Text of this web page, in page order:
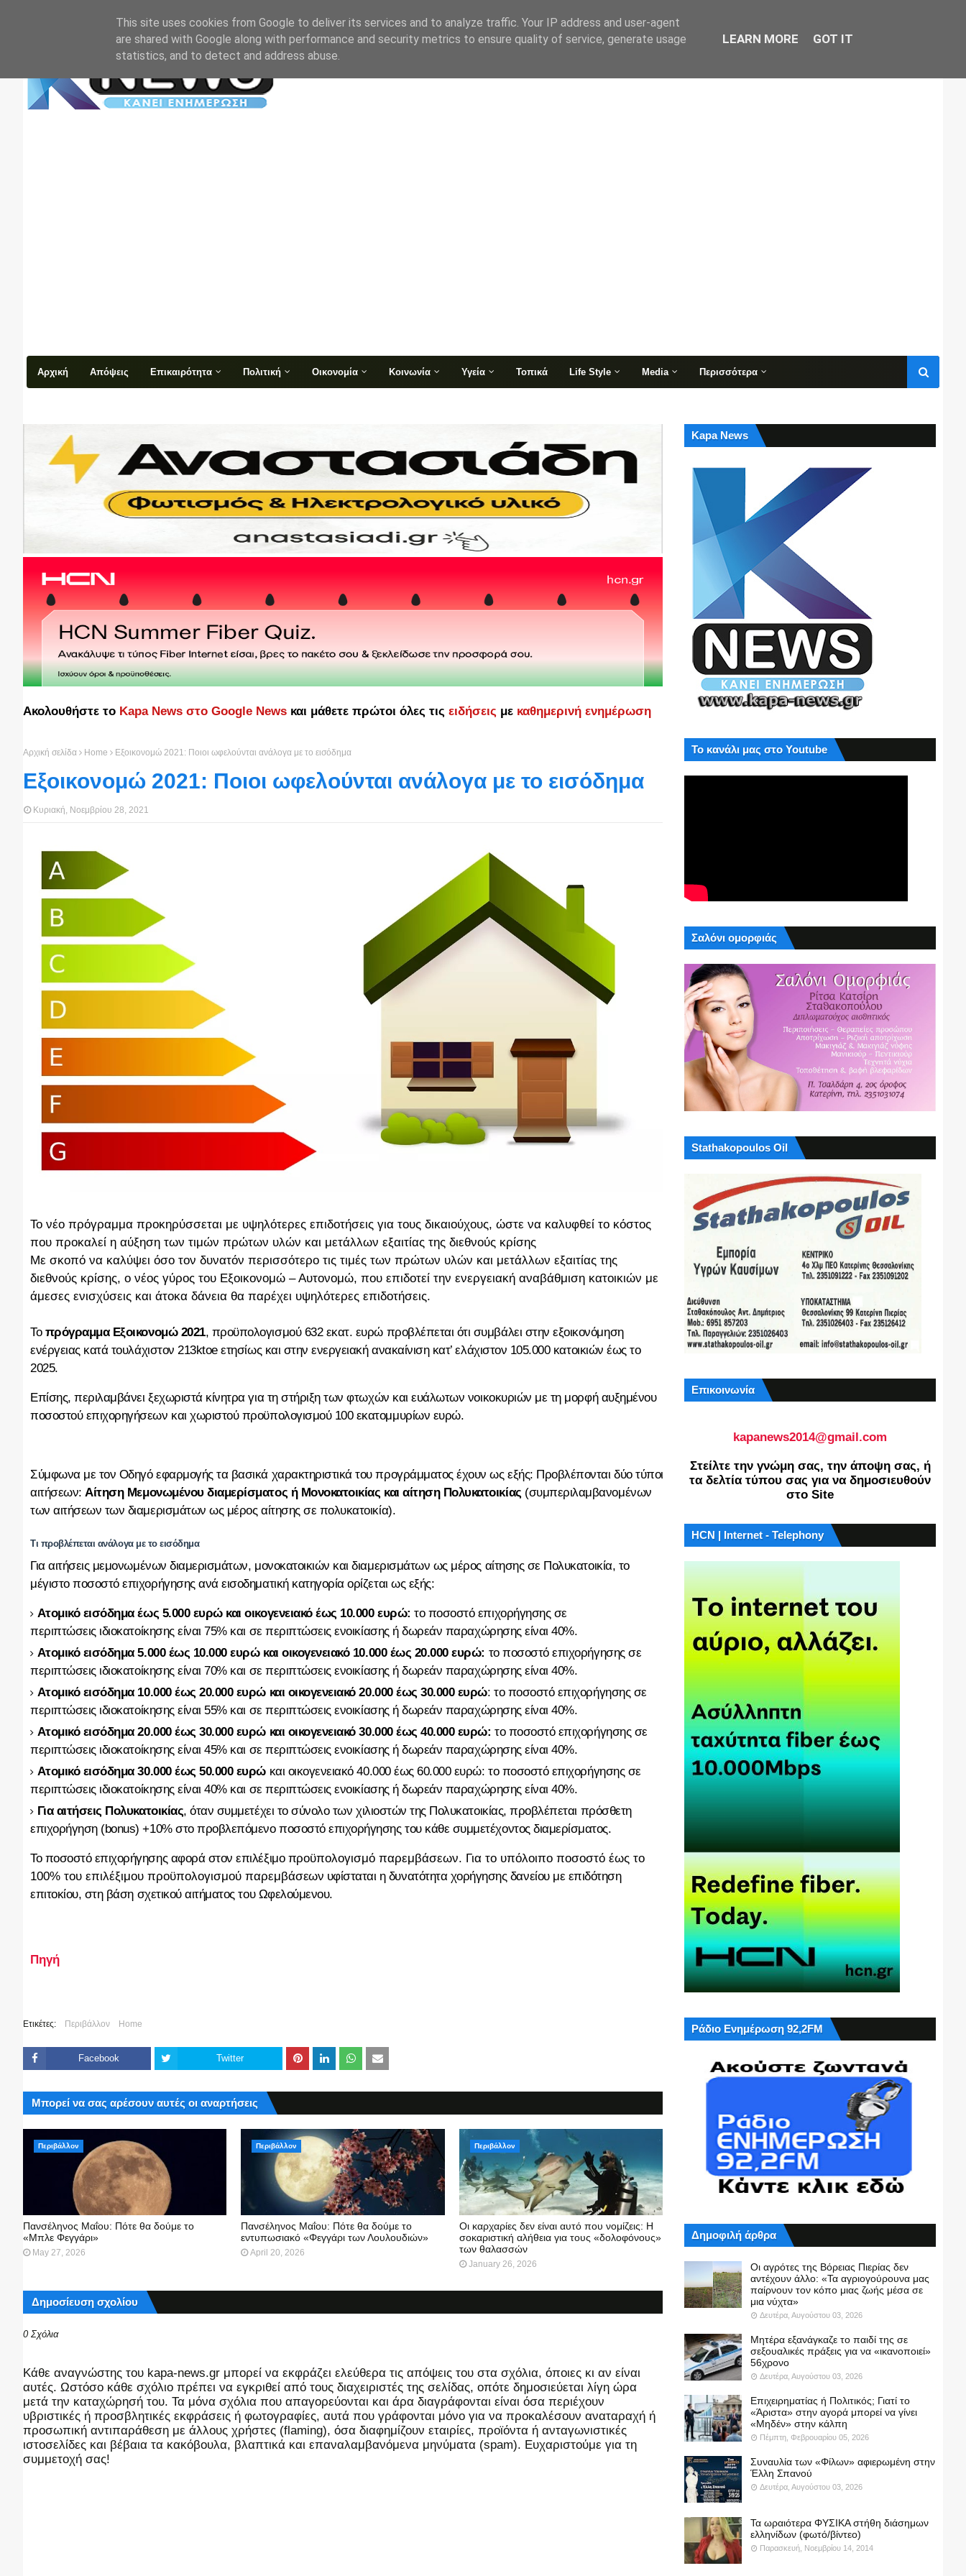
Αρχική Απόψεις Επικαιρότητα Πολιτική Οικονομία Κοινωνία Υγεία Τοπικά Life Style Media Περισσότερα
Ακολουθήστε το Kapa News στο Google News και μάθετε πρώτοι όλες τις ειδήσεις με καθημερινή ενημέρωση
Αρχική σελίδα Home Εξοικονομώ 2021: Ποιοι ωφελούνται ανάλογα με το εισόδημα
Εξοικονομώ 2021: Ποιοι ωφελούνται ανάλογα με το εισόδημα
Κυριακή, Νοεμβρίου 28, 2021
Το νέο πρόγραμμα προκηρύσσεται με υψηλότερες επιδοτήσεις για τους δικαιούχους, ώστε να καλυφθεί το κόστος
που προκαλεί η αύξηση των τιμών πρώτων υλών και μετάλλων εξαιτίας της διεθνούς κρίσης
Mε σκοπό να καλύψει όσο τον δυνατόν περισσότερο τις τιμές των πρώτων υλών και μετάλλων εξαιτίας της
διεθνούς κρίσης, o νέος γύρος του Εξοικονομώ – Αυτονομώ, που επιδοτεί την ενεργειακή αναβάθμιση κατοικιών με
άμεσες ενισχύσεις και άτοκα δάνεια θα παρέχει υψηλότερες επιδοτήσεις.
Το πρόγραμμα Εξοικονομώ 2021, προϋπολογισμού 632 εκατ. ευρώ προβλέπεται ότι συμβάλει στην εξοικονόμηση
ενέργειας κατά τουλάχιστον 213ktoe ετησίως και στην ενεργειακή ανακαίνιση κατ’ ελάχιστον 105.000 κατοικιών έως το
2025.
Επίσης, περιλαμβάνει ξεχωριστά κίνητρα για τη στήριξη των φτωχών και ευάλωτων νοικοκυριών με τη μορφή αυξημένου
ποσοστού επιχορηγήσεων και χωριστού προϋπολογισμού 100 εκατομμυρίων ευρώ.
Σύμφωνα με τον Οδηγό εφαρμογής τα βασικά χαρακτηριστικά του προγράμματος έχουν ως εξής: Προβλέπονται δύο τύποι
αιτήσεων:Αίτηση Μεμονωμένου διαμερίσματος ή Μονοκατοικίας και αίτηση Πολυκατοικίας (συμπεριλαμβανομένων
των αιτήσεων των διαμερισμάτων ως μέρος αίτησης σε πολυκατοικία).
Τι προβλέπεται ανάλογα με το εισόδημα
Για αιτήσεις μεμονωμένων διαμερισμάτων, μονοκατοικιών και διαμερισμάτων ως μέρος αίτησης σε Πολυκατοικία, το
μέγιστο ποσοστό επιχορήγησης ανά εισοδηματική κατηγορία ορίζεται ως εξής:
Ατομικό εισόδημα έως 5.000 ευρώ και οικογενειακό έως 10.000 ευρώ: το ποσοστό επιχορήγησης σε
περιπτώσεις ιδιοκατοίκησης είναι 75% και σε περιπτώσεις ενοικίασης ή δωρεάν παραχώρησης είναι 40%.
Ατομικό εισόδημα 5.000 έως 10.000 ευρώ και οικογενειακό 10.000 έως 20.000 ευρώ: το ποσοστό επιχορήγησης σε
περιπτώσεις ιδιοκατοίκησης είναι 70% και σε περιπτώσεις ενοικίασης ή δωρεάν παραχώρησης είναι 40%.
Ατομικό εισόδημα 10.000 έως 20.000 ευρώ και οικογενειακό 20.000 έως 30.000 ευρώ: το ποσοστό επιχορήγησης σε
περιπτώσεις ιδιοκατοίκησης είναι 55% και σε περιπτώσεις ενοικίασης ή δωρεάν παραχώρησης είναι 40%.
Ατομικό εισόδημα 20.000 έως 30.000 ευρώ και οικογενειακό 30.000 έως 40.000 ευρώ: το ποσοστό επιχορήγησης σε
περιπτώσεις ιδιοκατοίκησης είναι 45% και σε περιπτώσεις ενοικίασης ή δωρεάν παραχώρησης είναι 40%.
Ατομικό εισόδημα 30.000 έως 50.000 ευρώ και οικογενειακό 40.000 έως 60.000 ευρώ: το ποσοστό επιχορήγησης σε
περιπτώσεις ιδιοκατοίκησης είναι 40% και σε περιπτώσεις ενοικίασης ή δωρεάν παραχώρησης είναι 40%.
Για αιτήσεις Πολυκατοικίας, όταν συμμετέχει το σύνολο των χιλιοστών της Πολυκατοικίας, προβλέπεται πρόσθετη
επιχορήγηση (bonus) +10% στο προβλεπόμενο ποσοστό επιχορήγησης του κάθε συμμετέχοντος διαμερίσματος.
Το ποσοστό επιχορήγησης αφορά στον επιλέξιμο προϋπολογισμό παρεμβάσεων. Για το υπόλοιπο ποσοστό έως το
100% του επιλέξιμου προϋπολογισμού παρεμβάσεων υφίσταται η δυνατότητα χορήγησης δανείου με επιδότηση
επιτοκίου, στη βάση σχετικού αιτήματος του Ωφελούμενου.
Πηγή
Ετικέτες: Περιβάλλον Home
Facebook Twitter
Μπορεί να σας αρέσουν αυτές οι αναρτήσεις
Περιβάλλον
Πανσέληνος Μαΐου: Πότε θα δούμε το
«Μπλε Φεγγάρι»
May 27, 2026
Περιβάλλον
Πανσέληνος Μαΐου: Πότε θα δούμε το
εντυπωσιακό «Φεγγάρι των Λουλουδιών»
April 20, 2026
Περιβάλλον
Οι καρχαρίες δεν είναι αυτό που νομίζεις: Η
σοκαριστική αλήθεια για τους «δολοφόνους»
των θαλασσών
January 26, 2026
Δημοσίευση σχολίου
0 Σχόλια
Kάθε αναγνώστης του kapa-news.gr μπορεί να εκφράζει ελεύθερα τις απόψεις του στα σχόλια, όποιες κι αν είναι
αυτές. Ωστόσο κάθε σχόλιο πρέπει να εγκριθεί από τους διαχειριστές της σελίδας, οπότε δημοσιεύεται λίγη ώρα
μετά την καταχώρησή του. Τα μόνα σχόλια που απαγορεύονται και άρα διαγράφονται είναι όσα περιέχουν
υβριστικές ή προσβλητικές εκφράσεις ή φωτογραφίες, αυτά που γράφονται μόνο για να προκαλέσουν αναταραχή ή
προσωπική αντιπαράθεση με άλλους χρήστες (flaming), όσα διαφημίζουν εταιρίες, προϊόντα ή ανταγωνιστικές
ιστοσελίδες και βέβαια τα κακόβουλα, βλαπτικά και επαναλαμβανόμενα μηνύματα (spam). Ευχαριστούμε για τη
συμμετοχή σας!
Kapa News
Το κανάλι μας στο Youtube
Σαλόνι ομορφιάς
Stathakopoulos Oil
Επικοινωνία
kapanews2014@gmail.com
Στείλτε την γνώμη σας, την άποψη σας, ή
τα δελτία τύπου σας για να δημοσιευθούν
στο Site
HCN | Internet - Telephony
Ράδιο Ενημέρωση 92,2FM
Δημοφιλή άρθρα
Οι αγρότες της Βόρειας Πιερίας δεν
αντέχουν άλλο: «Τα αγριογούρουνα μας
παίρνουν τον κόπο μιας ζωής μέσα σε
μια νύχτα»
Δευτέρα, Αυγούστου 03, 2026
Μητέρα εξανάγκαζε το παιδί της σε
σεξουαλικές πράξεις για να «ικανοποιεί»
56χρονο
Δευτέρα, Αυγούστου 03, 2026
Επιχειρηματίας ή Πολιτικός; Γιατί το
«Άριστα» στην αγορά μπορεί να γίνει
«Μηδέν» στην κάλπη
Πέμπτη, Φεβρουαρίου 05, 2026
Συναυλία των «Φίλων» αφιερωμένη στην
Έλλη Σπανού
Δευτέρα, Αυγούστου 03, 2026
Τα ωραιότερα ΦΥΣΙΚΑ στήθη διάσημων
ελληνίδων (φωτό/βίντεο)
Παρασκευή, Νοεμβρίου 14, 2014
This site uses cookies from Google to deliver its services and to analyze traffic. Your IP address and user-agent
are shared with Google along with performance and security metrics to ensure quality of service, generate usage
statistics, and to detect and address abuse.
LEARN MORE GOT IT